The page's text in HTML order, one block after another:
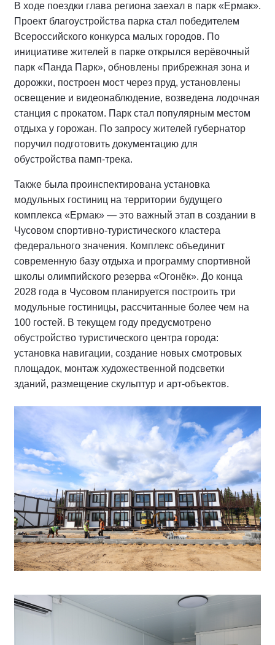
В ходе поездки глава региона заехал в парк «Ермак».
Проект благоустройства парка стал победителем
Всероссийского конкурса малых городов. По
инициативе жителей в парке открылся верёвочный
парк «Панда Парк», обновлены прибрежная зона и
дорожки, построен мост через пруд, установлены
освещение и видеонаблюдение, возведена лодочная
станция с прокатом. Парк стал популярным местом
отдыха у горожан. По запросу жителей губернатор
поручил подготовить документацию для
обустройства памп-трека.
Также была проинспектирована установка
модульных гостиниц на территории будущего
комплекса «Ермак» — это важный этап в создании в
Чусовом спортивно-туристического кластера
федерального значения. Комплекс объединит
современную базу отдыха и программу спортивной
школы олимпийского резерва «Огонёк». До конца
2028 года в Чусовом планируется построить три
модульные гостиницы, рассчитанные более чем на
100 гостей. В текущем году предусмотрено
обустройство туристического центра города:
установка навигации, создание новых смотровых
площадок, монтаж художественной подсветки
зданий, размещение скульптур и арт-объектов.